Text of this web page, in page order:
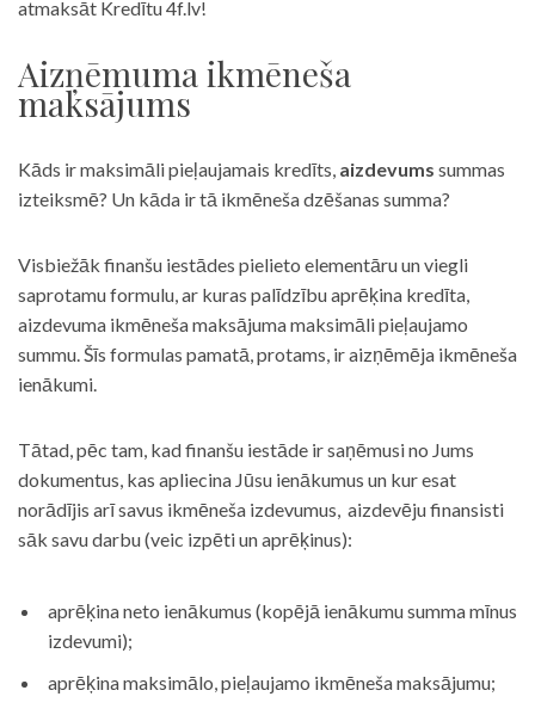
atmaksāt Kredītu 4f.lv!
Aizņēmuma ikmēneša
maksājums
Kāds ir maksimāli pieļaujamais kredīts, aizdevums summas
izteiksmē? Un kāda ir tā ikmēneša dzēšanas summa?
Visbiežāk finanšu iestādes pielieto elementāru un viegli
saprotamu formulu, ar kuras palīdzību aprēķina kredīta,
aizdevuma ikmēneša maksājuma maksimāli pieļaujamo
summu. Šīs formulas pamatā, protams, ir aizņēmēja ikmēneša
ienākumi.
Tātad, pēc tam, kad finanšu iestāde ir saņēmusi no Jums
dokumentus, kas apliecina Jūsu ienākumus un kur esat
norādījis arī savus ikmēneša izdevumus, aizdevēju finansisti
sāk savu darbu (veic izpēti un aprēķinus):
aprēķina neto ienākumus (kopējā ienākumu summa mīnus
izdevumi);
aprēķina maksimālo, pieļaujamo ikmēneša maksājumu;